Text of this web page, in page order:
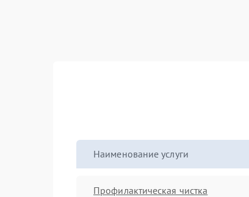
Наименование услуги
Профилактическая чистка